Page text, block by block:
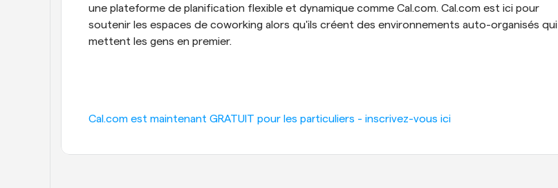
une plateforme de planification flexible et dynamique comme Cal.com. Cal.com est ici pour
soutenir les espaces de coworking alors qu'ils créent des environnements auto-organisés qui
mettent les gens en premier.
Cal.com est maintenant GRATUIT pour les particuliers - inscrivez-vous ici